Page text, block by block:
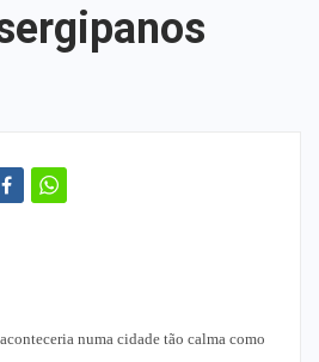
numa cidade tão calma como